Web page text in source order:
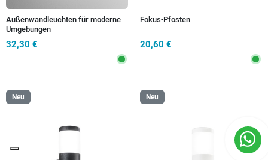
Außenwandleuchten für moderne
Umgebungen
32,30 €
Fokus-Pfosten
20,60 €
Neu Neu